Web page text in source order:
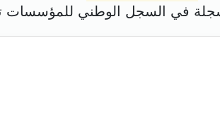
في السجل الوطني للمؤسسات